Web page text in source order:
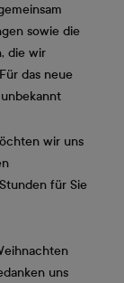
sowie die
die wir
das neue
wir uns
für Sie
uns